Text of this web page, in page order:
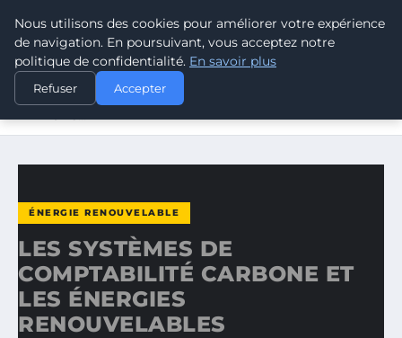
CLIMATE RESPONSE BLOG
ACCUEIL
ÉNERGIE RENOUVELABLE
LES SYSTÈMES DE COMPTABILITÉ CARBONE ET LES
ÉNERGIE RENOUVELABLE
LES SYSTÈMES DE
COMPTABILITÉ CARBONE ET
LES ÉNERGIES
RENOUVELABLES
Nous utilisons des cookies pour améliorer votre expérience
de navigation. En poursuivant, vous acceptez notre
politique de confidentialité. En savoir plus
Refuser Accepter